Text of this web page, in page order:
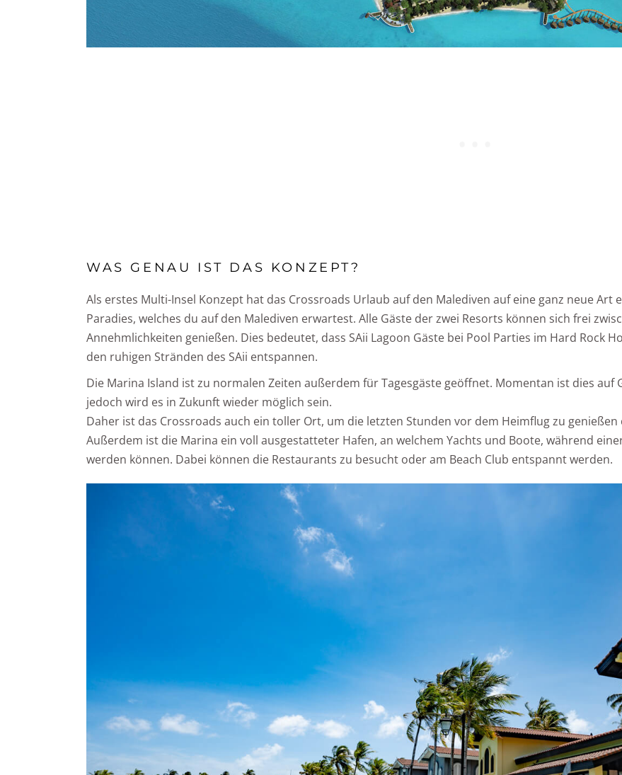
WAS GENAU IST DAS KONZEPT?
Als erstes Multi-Insel Konzept hat das Crossroads Urlaub auf den Malediven auf eine ganz neue
Paradies, welches du auf den Malediven erwartest. Alle Gäste der zwei Resorts können sich frei
Annehmlichkeiten genießen. Dies bedeutet, dass SAii Lagoon Gäste bei Pool Parties im Hard Rock
den ruhigen Stränden des SAii entspannen.
Die Marina Island ist zu normalen Zeiten außerdem für Tagesgäste geöffnet. Momentan ist dies
jedoch wird es in Zukunft wieder möglich sein.
Daher ist das Crossroads auch ein toller Ort, um die letzten Stunden vor dem Heimflug zu
Außerdem ist die Marina ein voll ausgestatteter Hafen, an welchem Yachts und Boote, während
werden können. Dabei können die Restaurants zu besucht oder am Beach Club entspannt werden.